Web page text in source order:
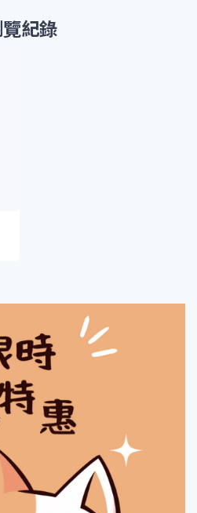
偏高，故此特意
有縮水，所屬正常現象。
表挑選，後續可依個人穿著感，
紀錄